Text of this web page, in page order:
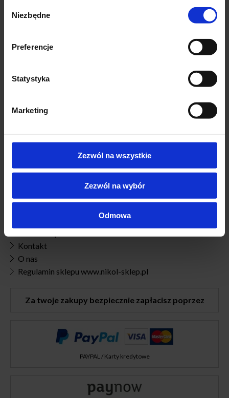
zgody
Niezbędne
Preferencje
Statystyka
Marketing
Zezwól na wszystkie
Zezwól na wybór
Odmowa
info@nikol-sklep.pl
Jak zrobić zakupy ?
Polityka plików cookies (EU)
Kontakt
O nas
Regulamin sklepu www.nikol-sklep.pl
Za twoje zakupy bezpiecznie zapłacisz poprzez
PAYPAL / Karty kredytowe